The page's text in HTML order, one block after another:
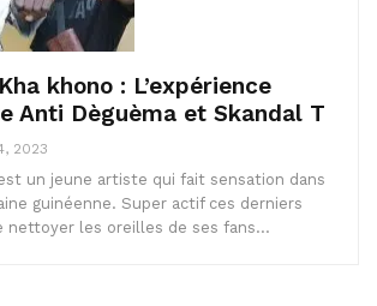
khono : L’expérience
Anti Dèguèma et Skandal T
2023
un jeune artiste qui fait sensation dans
guinéenne. Super actif ces derniers
nettoyer les oreilles de ses fans…